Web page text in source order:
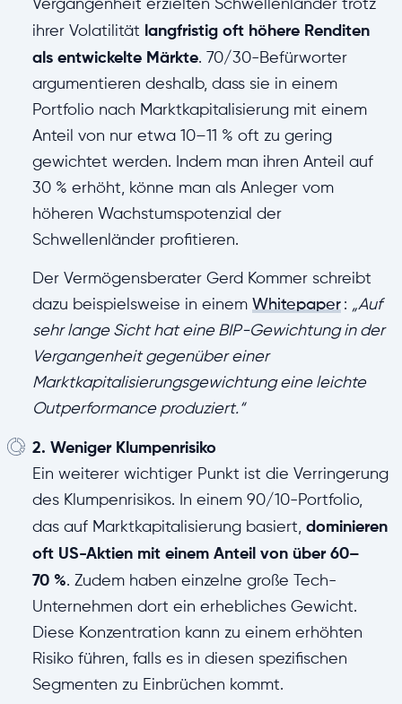
Vergangenheit erzielten Schwellenländer trotz
ihrer Volatilität langfristig oft höhere Renditen
als entwickelte Märkte. 70/30-Befürworter
argumentieren deshalb, dass sie in einem
Portfolio nach Marktkapitalisierung mit einem
Anteil von nur etwa 10–11 % oft zu gering
gewichtet werden. Indem man ihren Anteil auf
30 % erhöht, könne man als Anleger vom
höheren Wachstumspotenzial der
Schwellenländer profitieren.
Der Vermögensberater Gerd Kommer schreibt
dazu beispielsweise in einem Whitepaper : „Auf
sehr lange Sicht hat eine BIP-Gewichtung in der
Vergangenheit gegenüber einer
Marktkapitalisierungsgewichtung eine leichte
Outperformance produziert.“
2. Weniger Klumpenrisiko
Ein weiterer wichtiger Punkt ist die Verringerung
des Klumpenrisikos. In einem 90/10-Portfolio,
das auf Marktkapitalisierung basiert, dominieren
oft US-Aktien mit einem Anteil von über 60–
70 %. Zudem haben einzelne große Tech-
Unternehmen dort ein erhebliches Gewicht.
Diese Konzentration kann zu einem erhöhten
Risiko führen, falls es in diesen spezifischen
Segmenten zu Einbrüchen kommt.